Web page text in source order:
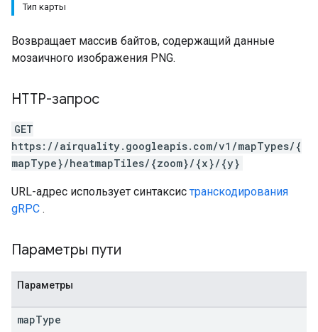
Тип карты
Возвращает массив байтов, содержащий данные
мозаичного изображения PNG.
HTTP-запрос
GET
https://airquality.googleapis.com/v1/mapTypes/{
mapType}/heatmapTiles/{zoom}/{x}/{y}
URL-адрес использует синтаксис транскодирования
gRPC .
Параметры пути
Параметры
mapType